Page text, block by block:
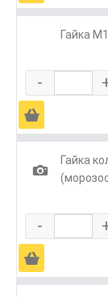
Гайка
-
Ä
1
Гайка
-
Ä